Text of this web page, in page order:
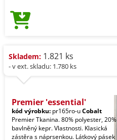
Skladem: 1.821 ks
- v ext. skladu: 1.780 ks
Premier 'essential'
kód výrobku: pr165ro-uCobalt
Premier Tkanina. 80% polyester, 20%
bavlněný kepr. Vlastnosti. Klasická
zástěra s náprsenkou. Látkový pásek